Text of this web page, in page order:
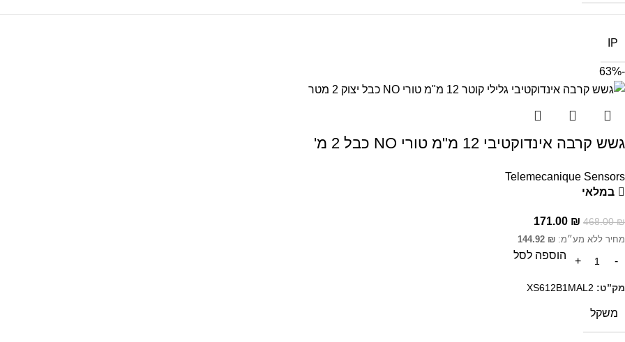
IP
-63%
גשש קרבה אינדוקטיבי 12 מ"מ טורי NO כבל 2 מ'
Telemecanique Sensors
במלאי
468.00₪
171.00 ₪
מחיר ללא מע״מ: 144.92 ₪
הוספה לסל
מק”ט: XS612B1MAL2
משקל